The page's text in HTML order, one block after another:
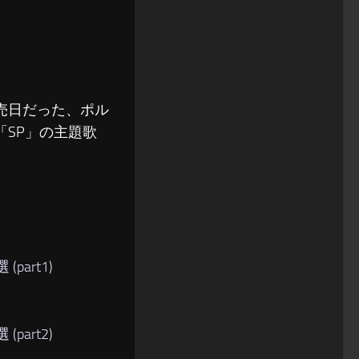
日だった、ポル
SP」の主題歌
(part1)
(part2)